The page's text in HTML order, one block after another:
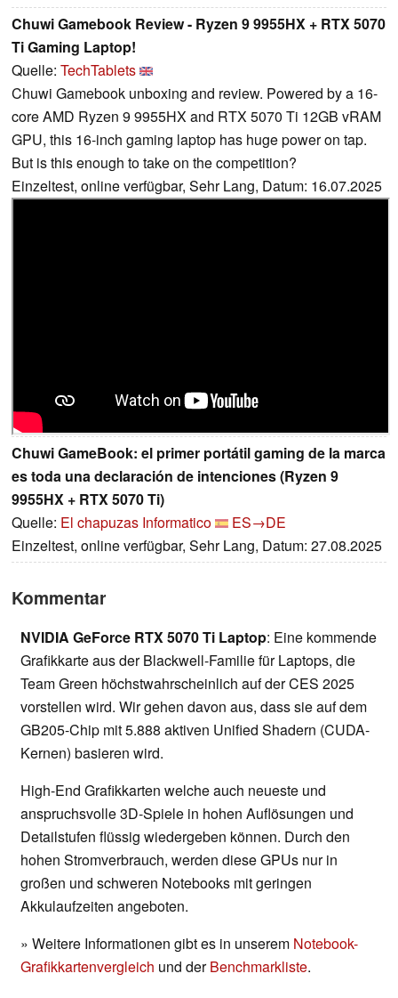
Chuwi Gamebook Review - Ryzen 9 9955HX + RTX 5070
Ti Gaming Laptop!
Quelle: TechTablets
Chuwi Gamebook unboxing and review. Powered by a 16-
core AMD Ryzen 9 9955HX and RTX 5070 Ti 12GB vRAM
GPU, this 16-inch gaming laptop has huge power on tap.
But is this enough to take on the competition?
Einzeltest, online verfügbar, Sehr Lang, Datum: 16.07.2025
Chuwi GameBook: el primer portátil gaming de la marca
es toda una declaración de intenciones (Ryzen 9
9955HX + RTX 5070 Ti)
Quelle: El chapuzas Informatico
ES→DE
Einzeltest, online verfügbar, Sehr Lang, Datum: 27.08.2025
Kommentar
NVIDIA GeForce RTX 5070 Ti Laptop: Eine kommende
Grafikkarte aus der Blackwell-Familie für Laptops, die
Team Green höchstwahrscheinlich auf der CES 2025
vorstellen wird. Wir gehen davon aus, dass sie auf dem
GB205-Chip mit 5.888 aktiven Unified Shadern (CUDA-
Kernen) basieren wird.
High-End Grafikkarten welche auch neueste und
anspruchsvolle 3D-Spiele in hohen Auflösungen und
Detailstufen flüssig wiedergeben können. Durch den
hohen Stromverbrauch, werden diese GPUs nur in
großen und schweren Notebooks mit geringen
Akkulaufzeiten angeboten.
» Weitere Informationen gibt es in unserem Notebook-
Grafikkartenvergleich und derBenchmarkliste.